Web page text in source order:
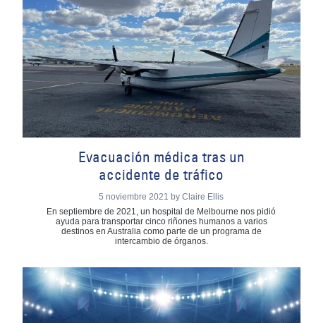
Evacuación médica tras un
accidente de tráfico
5 noviembre 2021 by Claire Ellis
En septiembre de 2021, un hospital de Melbourne nos pidió
ayuda para transportar cinco riñones humanos a varios
destinos en Australia como parte de un programa de
intercambio de órganos.